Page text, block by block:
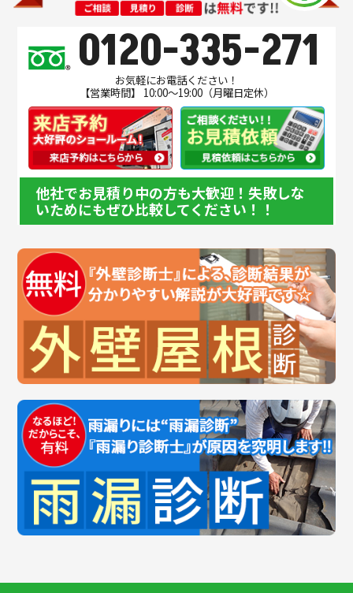
0120-335-271
お気軽にお電話ください！
【営業時間】 10:00～19:00（月曜日定休）
他社でお見積り中の方も大歓迎！失敗しな
いためにもぜひ比較してください！！